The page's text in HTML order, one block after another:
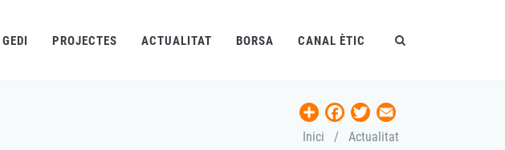
GEDI PROJECTES ACTUALITAT BORSA CANAL ÈTIC
ShareFacebook
Twitter
Inici / Actualitat